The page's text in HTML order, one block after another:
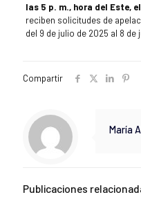
las 5 p. m., hora del Este,
reciben solicitudes de
del 9 de julio de 2025 al 8 de
Compartir
María
Publicaciones